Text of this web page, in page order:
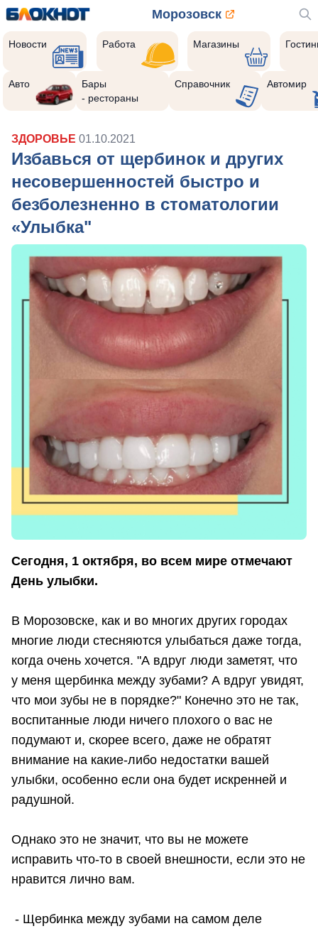
Морозовск
Новости Работа Магазины
Авто
Бары
- рестораны
Справочник Автомир
ЗДОРОВЬЕ 01.10.2021
Избавься от щербинок и других
несовершенностей быстро и
безболезненно в стоматологии
«Улыбка"
Сегодня, 1 октября, во всем мире отмечают
День улыбки.
В Морозовске, как и во многих других городах
многие люди стесняются улыбаться даже тогда,
когда очень хочется. "А вдруг люди заметят, что
у меня щербинка между зубами? А вдруг увидят,
что мои зубы не в порядке?" Конечно это не так,
воспитанные люди ничего плохого о вас не
подумают и, скорее всего, даже не обратят
внимание на какие-либо недостатки вашей
улыбки, особенно если она будет искренней и
радушной.
Однако это не значит, что вы не можете
исправить что-то в своей внешности, если это не
нравится лично вам.
- Щербинка между зубами на самом деле